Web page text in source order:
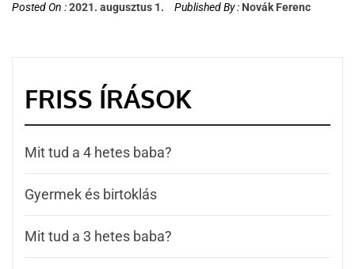
Posted On :2021. augusztus 1. Published By : Novák Ferenc
FRISS ÍRÁSOK
Mit tud a 4 hetes baba?
Gyermek és birtoklás
Mit tud a 3 hetes baba?